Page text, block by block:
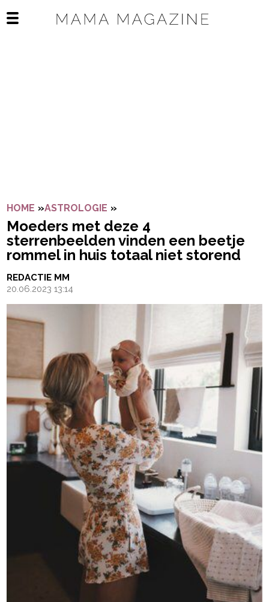
Open het mobiele menu
HOME »ASTROLOGIE »
Moeders met deze 4
sterrenbeelden vinden een beetje
rommel in huis totaal niet storend
REDACTIE MM
20.06.2023 13:14